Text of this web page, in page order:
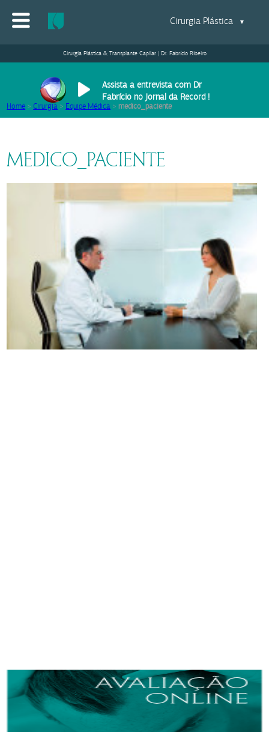
Cirurgia Plástica ▼
Cirurgia Plástica & Transplante Capilar | Dr. Fabrício Ribeiro
Assista a entrevista com Dr
Fabrício no Jornal da Record !
Home >Cirurgia > Equipe Médica >medico_paciente
MEDICO_PACIENTE